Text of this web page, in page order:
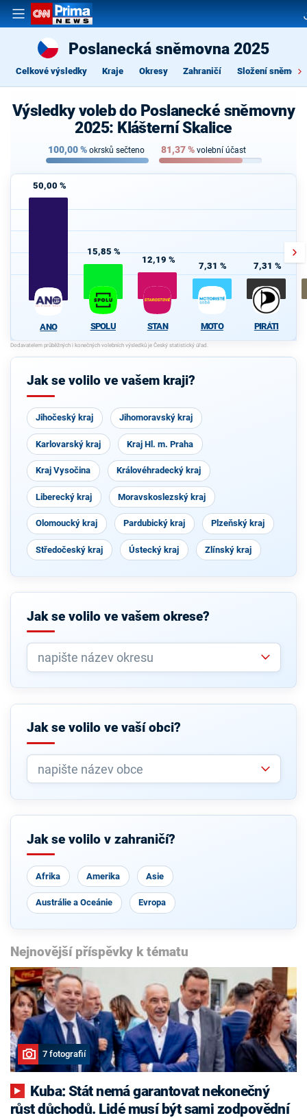
Poslanecká sněmovna 2025
Celkové výsledky Kraje Okresy Zahraničí Složení
Výsledky voleb do Poslanecké sněmovny
2025: Klášterní Skalice
100,00% okrsků sečteno 81,37% volební účast
50,00 %
ANO
15,85 %
SPOLU
12,19 %
STAN
7,31 %
MOTO
7,31 %
PIRÁTI
Jak se volilo ve vašem kraji?
Jihočeský kraj Jihomoravský kraj
Karlovarský kraj Kraj Hl. m. Praha
Kraj Vysočina Královéhradecký kraj
Liberecký kraj Moravskoslezský kraj
Olomoucký kraj Pardubický kraj Plzeňský kraj
Středočeský kraj Ústecký kraj Zlínský kraj
Jak se volilo ve vašem okrese?
Jak se volilo ve vaší obci?
Jak se volilo v zahraničí?
Afrika Amerika Asie
Austrálie a Oceánie Evropa
Nejnovější příspěvky k tématu
7 fotografií
růst důchodů. Lidé musí být sami zodpovědní